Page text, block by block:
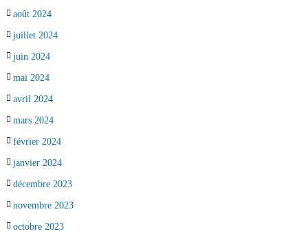
août 2024
juillet 2024
juin 2024
mai 2024
avril 2024
mars 2024
février 2024
janvier 2024
décembre 2023
novembre 2023
octobre 2023